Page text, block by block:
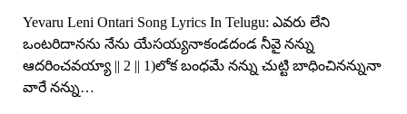
In
Telugu
Yevaru Leni Ontari Song Lyrics In Telugu: ఎవరు లేని
ఒంటరిదానను నేను యేసయ్యనాకండదండ నీవై నన్ను
ఆదరించవయ్యా || 2 || 1)లోక బంధమే నన్ను చుట్టి బాధించినన్నునా
వారే నన్ను…